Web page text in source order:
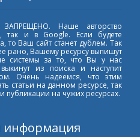
ЗАПРЕЩЕНО. Наше авторство
так и в Google. Если будете
то Ваш сайт станет дублем. Так
рано, Вашему ресурсу выпишут
системы за то, что Вы у нас
из поиска и наступит
Очень надеемся, что этим
статьи на данном ресурсе, так
публикации на чужих ресурсах.
информация